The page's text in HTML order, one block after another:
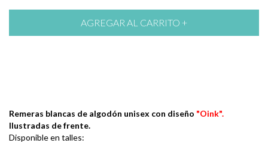
Remeras blancas de algodón unisex con diseño "Oink".
Ilustradas de frente.
Disponible en talles: